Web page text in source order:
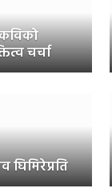
चर्चा
घिमिरेप्रति